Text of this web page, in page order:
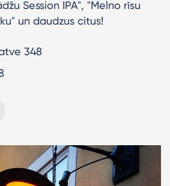
Session IPA", "Melno rīsu
un daudzus citus!
348